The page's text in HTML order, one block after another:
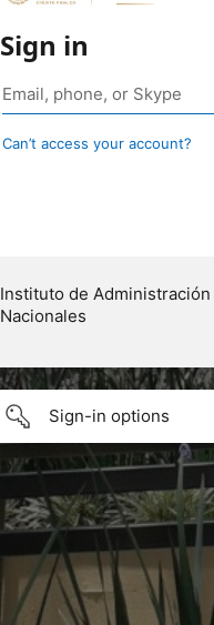
Sign in
Can’t access your account?
Instituto de
Nacionales
Sign-in options